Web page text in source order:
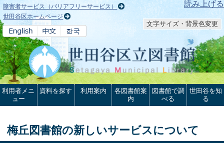
本文へ 読み上げる
障害者サービス（バリアフリーサービス）
世田谷区ホームページ
文字サイズ・背景色変更
利用者メニ
ュー
資料を探す 利用案内
各図書館案
内
図書館で調
べる
世田谷を知
る
梅丘図書館の新しいサービスについて